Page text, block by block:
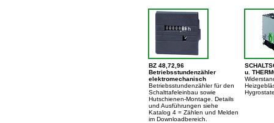
BZ 48,72,96
Betriebsstundenzähler
elektromechanisch
Betriebsstundenzähler für den
Schalttafeleinbau sowie
Hutschienen-Montage. Details
und Ausführungen siehe
Katalog 4 = Zählen und Melden
im Downloadbereich.
u.